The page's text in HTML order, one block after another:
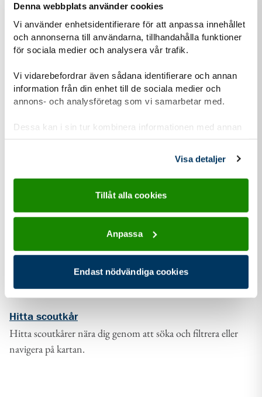
Denna webbplats använder cookies
Vi använder enhetsidentifierare för att anpassa innehållet
och annonserna till användarna, tillhandahålla funktioner
för sociala medier och analysera vår trafik.
Vi vidarebefordrar även sådana identifierare och annan
information från din enhet till de sociala medier och
annons- och analysföretag som vi samarbetar med.
Dessa kan i sin tur kombinera informationen med annan
information som du har tillhandahållit eller som de har
Visa detaljer
Tillåt alla cookies
Anpassa
Endast nödvändiga cookies
Stöd oss
uppleva äventyr tillsammans, växa som individer och
förändra samhället.
Hitta scoutkår
Hitta scoutkårer nära dig genom att söka och filtrera eller
navigera på kartan.